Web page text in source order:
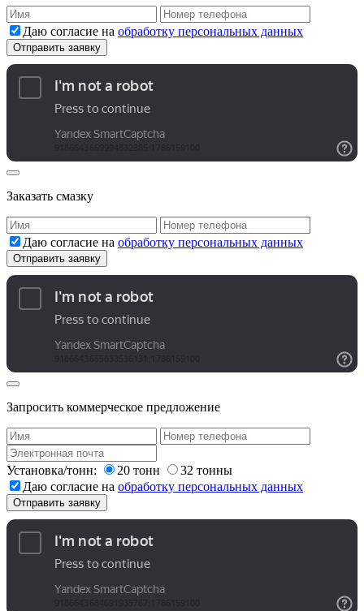
Даю согласие на обработку персональных данных
Заказать смазку
Даю согласие на обработку персональных данных
Запросить коммерческое предложение
Установка/тонн: 20 тонн
32 тонны
Даю согласие на обработку персональных данных